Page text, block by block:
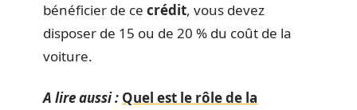
bénéficier de ce crédit, vous devez
disposer de 15 ou de 20 % du coût de la
voiture.
A lire aussi : Quel est le rôle de la